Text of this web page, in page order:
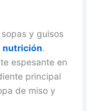
y guisos
nutrición.
espesante en
principal
de miso y